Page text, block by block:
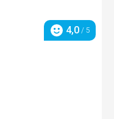
Hodnotenie
4,0 / 5